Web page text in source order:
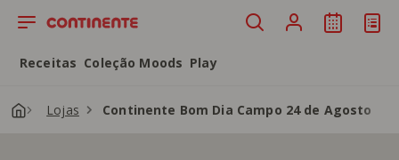
Saltar para o conteúdo principal
Receitas Coleção Moods Play
Lojas Continente Bom Dia Campo 24 de Agosto